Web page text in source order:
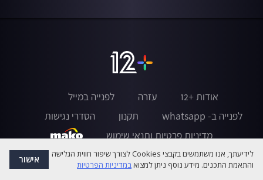
אודות +12 עזרה
לפנייה במייל
לפנייה ב- whatsapp
תקנון
הסדרי נגישות
מדיניות פרטיות ותנאי שימוש
לידיעתך, אנו משתמשים בקבצי Cookies לצורך שיפור חווית הגלישה
והתאמת התכנים. מידע נוסף ניתן למצואבמדיניות הפרטיות אישור